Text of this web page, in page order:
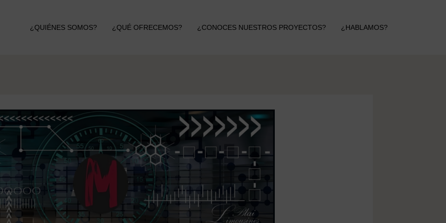
¿QUIÉNES SOMOS? ¿QUÉ OFRECEMOS? ¿CONOCES NUESTROS PROYECTOS? ¿HABLAMOS?